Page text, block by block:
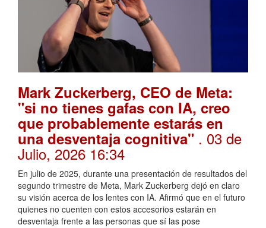
Mark Zuckerberg, CEO de Meta:
"si no tienes gafas con IA, creo
que probablemente estarás en
una desventaja cognitiva" . 03 de
Julio, 2026 16:34
En julio de 2025, durante una presentación de resultados del
segundo trimestre de Meta, Mark Zuckerberg dejó en claro
su visión acerca de los lentes con IA. Afirmó que en el futuro
quienes no cuenten con estos accesorios estarán en
desventaja frente a las personas que sí las pose